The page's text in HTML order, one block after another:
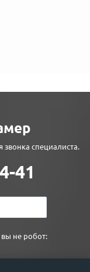
специалиста.
41
не робот: